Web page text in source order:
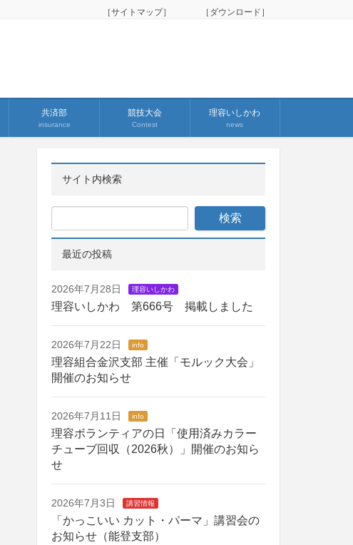
［サイトマップ］ ［ダウンロード］
共済部
insurance
競技大会
Contest
理容いしかわ
news
サイト内検索
最近の投稿
2026年7月28日 理容いしかわ
理容いしかわ 第666号 掲載しました
2026年7月22日 info
理容組合金沢支部 主催「モルック大会」
開催のお知らせ
2026年7月11日 info
理容ボランティアの日「使用済みカラー
チューブ回収（2026秋）」開催のお知ら
せ
2026年7月3日 講習情報
「かっこいい カット・パーマ」講習会の
お知らせ（能登支部）